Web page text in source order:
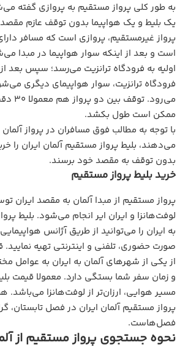
به طور کلی پرواز مستقیم به پروازی گفته
یک بلیط و یک هواپیما بدون توقف عازم
پرواز غیرمستقیم، پروازی است که مسافر
است و بعد از اینکه سوار هواپیما در مبدا
اولیه به فرودگاه ترانزیت می‌رسد؛ سپس بعد
فرودگاه ترانزیت، سوار هواپیمای دیگری
ممکن است طول بکشد.
با توجه به مطالب فوق مسافران در پرواز آلمان
می‌دهند، بلیط پرواز مستقیم آلمان ایران را
بدون توقف به مقصد خود برسند.
خرید بلیط پرواز مستقیم
پرواز مستقیم از مبدا آلمان به مقصد ایران
لوفت‌هانزا و ایران ایر انجام می‌شود. بلیط
صورت حضوری، تلفنی و اینترنتی تهیه
از یکی از شهرهای آلمان به ایران به عوامل
و زمان سفر شما بستگی دارد. معمولا قیمت
مسیر هوایی، ارزان‌تر از لوفت‌هانزا می‌باشد.
پرواز مستقیم آلمان ایران در فصل تابستان،
فصل‌هاست.
نحوه جستجوی پرواز مستقیم از